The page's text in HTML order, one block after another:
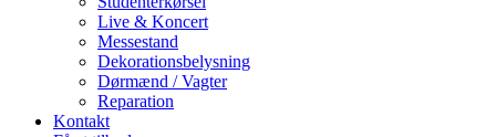
Live & Koncert
Messestand
Dekorationsbelysning
Dørmænd / Vagter
Reparation
Kontakt